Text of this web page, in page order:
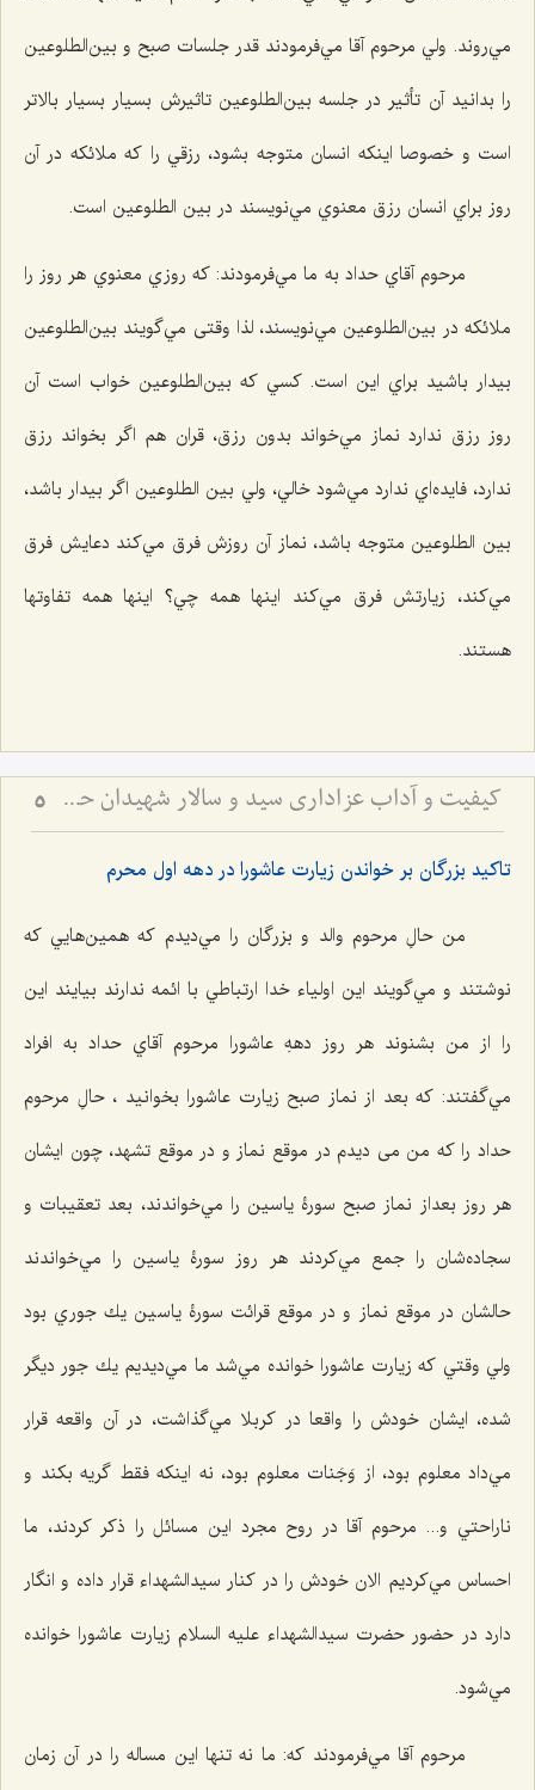
مي‌روند. ولي مرحوم آقا مي‌فرمودند قدر جلسات صبح و بين‌الطلوعين
را بدانيد آن تأثير در جلسه بين‌الطلوعين تاثيرش بسيار بسيار بالاتر
است و خصوصا اينكه انسان متوجه بشود، رزقي را كه ملائكه در آن
روز براي انسان رزق معنوي مي‌نويسند در بين الطلوعين است.
مرحوم آقاي حداد به ما مي‌فرمودند: كه روزي معنوي هر روز را
ملائكه در بين‌الطلوعين مي‌نويسند، لذا وقتی مي‌گويند بين‌الطلوعين
بيدار باشيد براي اين است. كسي كه بين‌الطلوعين خواب است آن
روز رزق ندارد نماز مي‌خواند بدون رزق، قران هم اگر بخواند رزق
ندارد، فايده‌اي ندارد مي‌شود خالي، ولي بين الطلوعين اگر بيدار باشد،
بين الطلوعين متوجه باشد، نماز آن روزش فرق مي‌كند دعايش فرق
مي‌كند، زيارتش فرق مي‌كند اينها همه چي؟ اينها همه تفاوتها
هستند.
کیفیت و آداب عزاداری سید و سالار شهیدان حضرت أباعبداللَه الحسین علیه السلام 5
تاكيد بزرگان بر خواندن زيارت عاشورا در دهه اول محرم
من حالِ مرحوم والد و بزرگان را مي‌دیدم که همين‌هايي كه
نوشتند و مي‌گويند اين اولياء ‌خدا ارتباطي با ائمه ندارند بيايند اين
را از من بشنوند هر روز دههِ عاشورا مرحوم آقاي حداد به افراد
مي‌گفتند: كه بعد از نماز صبح زيارت عاشورا بخوانيد ، حالِ مرحوم
حداد را كه من می دیدم در موقع نماز و در موقع تشهد، چون ايشان
هر روز بعداز نماز صبح سورۀ ياسين را مي‌خواندند، بعد تعقيبات و
سجاده‌شان را جمع مي‌كردند هر روز سورۀ ياسين را مي‌خواندند
حالشان در موقع نماز و در موقع قرائت سورۀ ياسين يك جوري بود
ولي وقتي كه زيارت عاشورا خوانده مي‌شد ما مي‌ديديم يك جور ديگر
شده، ايشان خودش را واقعا در كربلا مي‌گذاشت، در آن واقعه قرار
مي‌داد معلوم بود، از وَجَنات معلوم بود، نه اينكه فقط گريه بكند و
ناراحتي و... مرحوم آقا در روح مجرد اين مسائل را ذكر كردند، ما
احساس مي‌كرديم الان خودش را در كنار سيدالشهداء قرار داده و انگار
دارد در حضور حضرت سیدالشهداء علیه السلام زيارت عاشورا خوانده
مي‌شود.
مرحوم آقا مي‌فرمودند كه: ما نه ‌تنها اين مساله را در آن زمان